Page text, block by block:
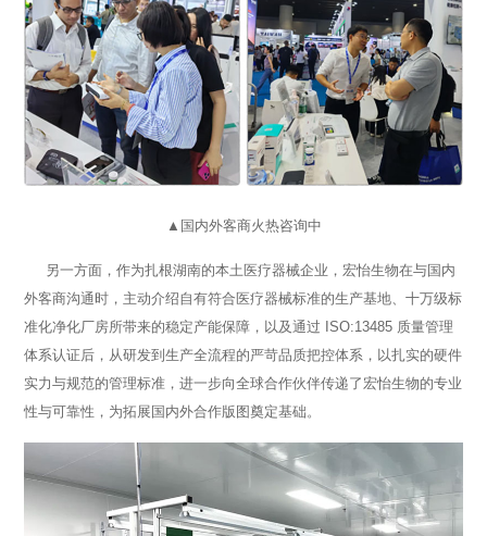
▲国内外客商火热咨询中
另一方面，作为扎根湖南的本土医疗器械企业，宏怡生物在与国内
外客商沟通时，主动介绍自有符合医疗器械标准的生产基地、十万级标
准化净化厂房所带来的稳定产能保障，以及通过 ISO:13485 质量管理
体系认证后，从研发到生产全流程的严苛品质把控体系，以扎实的硬件
实力与规范的管理标准，进一步向全球合作伙伴传递了宏怡生物的专业
性与可靠性，为拓展国内外合作版图奠定基础。